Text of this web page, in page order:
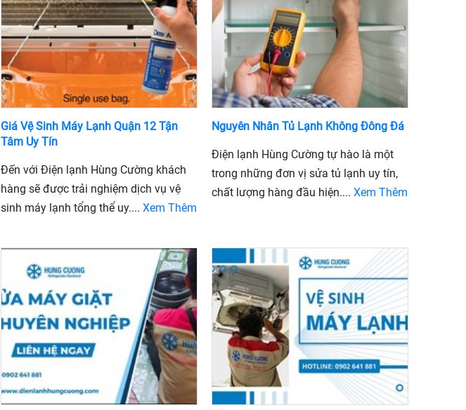
Giá Vệ Sinh Máy Lạnh Quận 12 Tận
Tâm Uy Tín
Đến với Điện lạnh Hùng Cường khách
hàng sẽ được trải nghiệm dịch vụ vệ
sinh máy lạnh tổng thể uy.... Xem Thêm
Nguyên Nhân Tủ Lạnh Không Đông Đá
Điện lạnh Hùng Cường tự hào là một
trong những đơn vị sửa tủ lạnh uy tín,
chất lượng hàng đầu hiện.... Xem Thêm